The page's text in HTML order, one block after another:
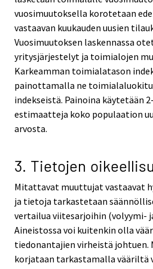
vuosimuutoksella korotetaan
vastaavan kuukauden uusien
Vuosimuutoksen laskennassa
yritysjärjestelyt ja toimialojen
Karkeamman toimialatason
painottamalla ne
indekseistä. Painoina käytetään
estimaatteja koko populaation
arvosta.
3. Tietojen
Mitattavat muuttujat vastaavat
ja tietoja tarkastetaan
vertailua viitesarjoihin (volyymi-
Aineistossa voi kuitenkin olla
tiedonantajien virheistä johtuen.
korjataan tarkastamalla vääriltä